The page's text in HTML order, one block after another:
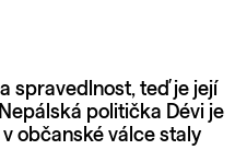
spravedlnost, teď je její
politička Dévi je
občanské válce staly